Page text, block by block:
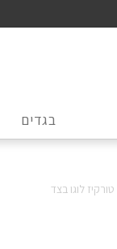
בגדים
לוגו בצד